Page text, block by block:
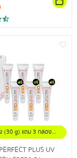
(30 g) แถม 3 กล่อง
PLUS UV